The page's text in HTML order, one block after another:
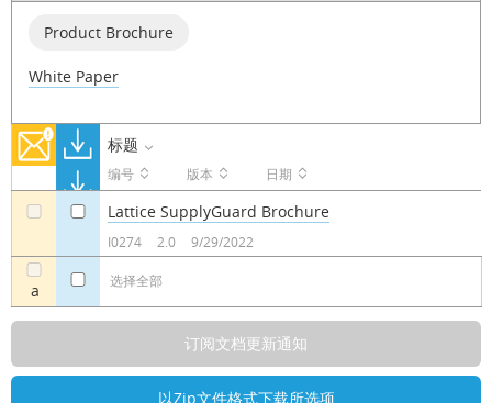
Product Brochure
White Paper
标题
编号 版本 日期
a 选择全部
Lattice SupplyGuard Brochure
I0274 2.0 9/29/2022